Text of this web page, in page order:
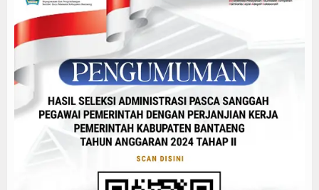
Peta Jabatan
Peta Jabatan 2024
Perencanaan
Tujuan & Sasaran
Renja 2024
Sebanyak 94 Pejabat Dilantik, Bupati Bantaeng
PENGUMUMAN DAFTAR PESERTA ALOKASI PPPK
Edaran Pemutakhiran Data ASN se Kabupaten
Pelantikan dan Pengambilan Sumpah Pejabat
Pelantikan Pejabat Administrator dan Pejabat
Pengumuman Jadwal Pelaksanaan Seleksi
Sebanyak 94 Pejabat Dilantik, Bupati Bantaeng